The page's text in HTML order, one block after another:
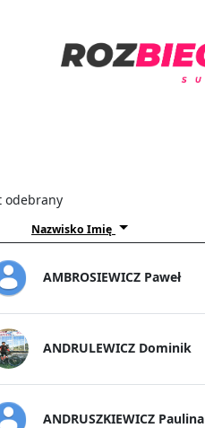
odebrany
Nazwisko Imię
AMBROSIEWICZ Paweł
ANDRULEWICZ Dominik
ANDRUSZKIEWICZ Paulina